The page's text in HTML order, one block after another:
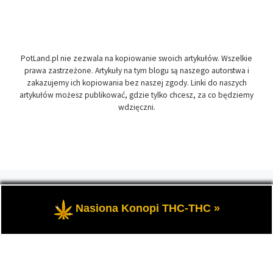
PotLand.pl nie zezwala na kopiowanie swoich artykułów. Wszelkie
prawa zastrzeżone. Artykuły na tym blogu są naszego autorstwa i
zakazujemy ich kopiowania bez naszej zgody. Linki do naszych
artykułów możesz publikować, gdzie tylko chcesz, za co będziemy
wdzięczni.
THC i rośliny konopi CBD, czyli tematy naszego konopnego
bloga.
Nasiona Konopi THC-THC »